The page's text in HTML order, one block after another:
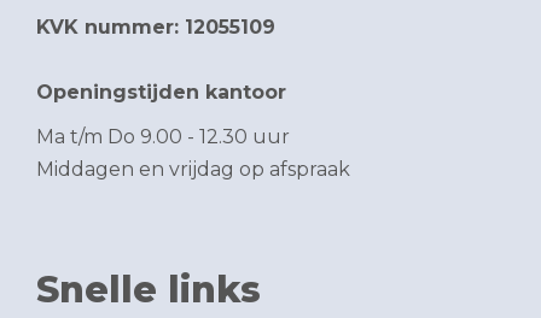
KVK nummer: 12055109
Openingstijden kantoor
Ma t/m Do 9.00 - 12.30 uur
Middagen en vrijdag op afspraak
Snelle links